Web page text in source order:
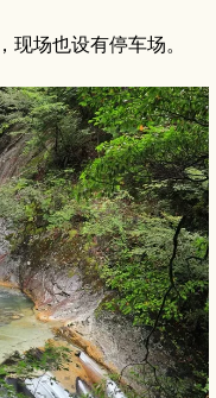
现场也设有停车场。